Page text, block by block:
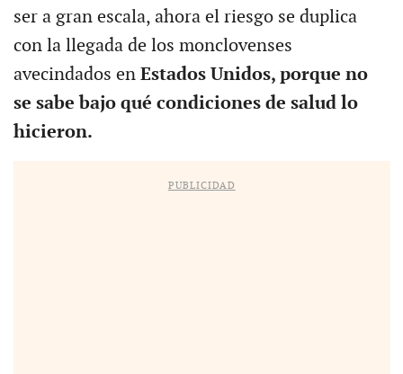
ser a gran escala, ahora el riesgo se duplica
con la llegada de los monclovenses
avecindados enEstados Unidos, porque no
se sabe bajo qué condiciones de salud lo
hicieron.
PUBLICIDAD